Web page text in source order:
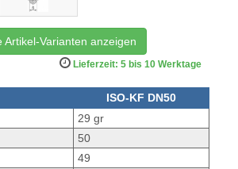
Artikel-Varianten anzeigen
Lieferzeit: 5 bis 10 Werktage
ISO-KF DN50
29 gr
50
49